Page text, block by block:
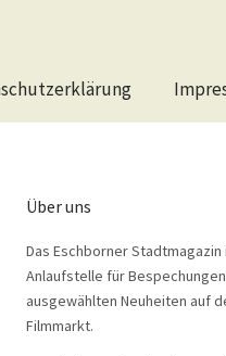
Über uns
Das Eschborner
Anlaufstelle für
ausgewählten Neuheiten auf
Filmmarkt.